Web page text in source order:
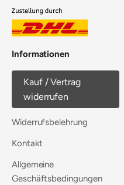
Informationen
Kauf / Vertrag
widerrufen
Widerrufsbelehrung
Kontakt
Allgemeine
Geschäftsbedingungen